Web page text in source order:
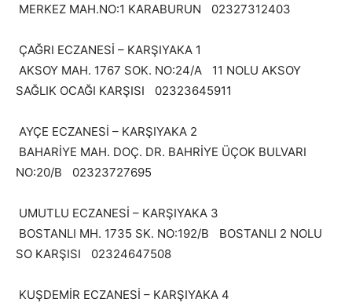
MERKEZ MAH.NO:1 KARABURUN 02327312403
ÇAĞRI ECZANESİ – KARŞIYAKA 1
AKSOY MAH. 1767 SOK. NO:24/A 11 NOLU AKSOY
SAĞLIK OCAĞI KARŞISI 02323645911
AYÇE ECZANESİ – KARŞIYAKA 2
BAHARİYE MAH. DOÇ. DR. BAHRİYE ÜÇOK BULVARI
NO:20/B 02323727695
UMUTLU ECZANESİ – KARŞIYAKA 3
BOSTANLI MH. 1735 SK. NO:192/B BOSTANLI 2 NOLU
SO KARŞISI 02324647508
KUŞDEMİR ECZANESİ – KARŞIYAKA 4